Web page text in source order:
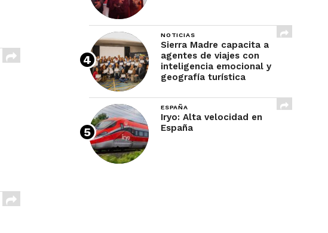
NOTICIAS
Sierra Madre capacita a
agentes de viajes con
inteligencia emocional y
geografía turística
ESPAÑA
Iryo: Alta velocidad en
España